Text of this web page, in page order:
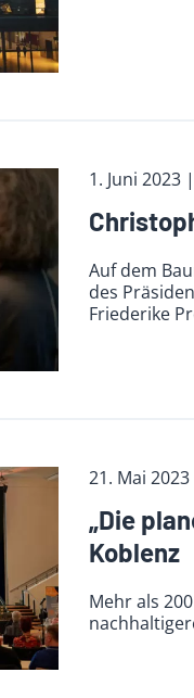
1. Juni 2023
Auf dem
des
Friederike
21. Mai 2023
„Die
Koblenz
Mehr als